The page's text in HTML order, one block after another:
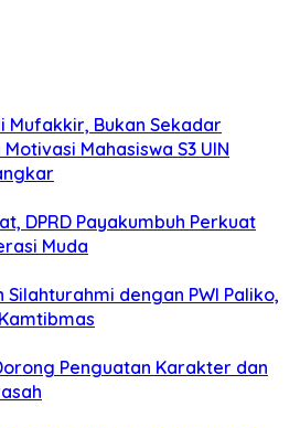
Mufakkir, Bukan Sekadar
Mahasiswa S3 UIN
DPRD Payakumbuh Perkuat
Muda
dengan PWI Paliko,
Penguatan Karakter dan